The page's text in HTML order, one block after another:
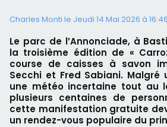
Charles Monti le Jeudi 14 Mai 2026 à 16:46
Le parc de l’Annonciade, à
la troisième édition de «
course de caisses à savon
Secchi et Fred Sabiani.
une météo incertaine tout au
plusieurs centaines de
cette manifestation gratuite
un rendez-vous populaire du